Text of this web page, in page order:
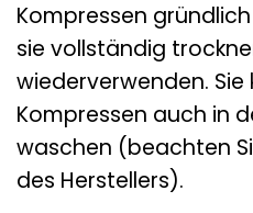
Kompressen
sie vollständig
wiederverwenden. Sie
Kompressen auch in
waschen (beachten
des Herstellers).